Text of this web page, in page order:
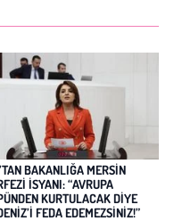
BAKANLIĞA MERSİN
İSYANI: “AVRUPA
KURTULACAK DİYE
FEDA EDEMEZSİNİZ!”